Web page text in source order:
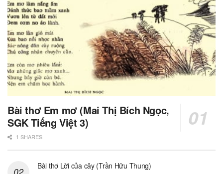
Bài thơ Em mơ (Mai Thị Bích Ngọc,
SGK Tiếng Việt 3)
1 SHARES
Bài thơ Lời của cây (Trần Hữu Thung)